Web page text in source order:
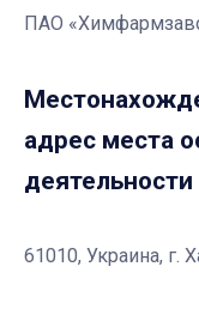
ПАО
адрес места
деятельности
61010, Украина, г.